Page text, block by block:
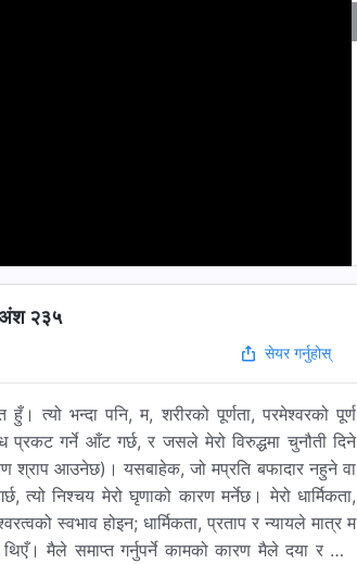
अंश २३५
सेयर गर्नुहोस्
त्यो भन्दा पनि, म, शरीरको पूर्णता, परमेश्‍वरको पूर्ण
गर्ने आँट गर्छ, र जसले मेरो विरुद्धमा चुनौती दिने
श्राप आउनेछ)। यसबाहेक, जो मप्रति बफादार नहुने वा
निश्चय मेरो घृणाको कारण मर्नेछ। मेरो धार्मिकता,
स्वभाव होइन; धार्मिकता, प्रताप र न्यायले मात्र म
मैले समाप्त गर्नुपर्ने कामको कारण मैले दया र कृपा